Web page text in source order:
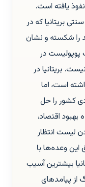
یافته است.
بریتانیا که در
را شکسته و نشان
در
بریتانیا در
است، اما
کشور را حل
در سال ۲۰۲۴ با وعده بهبود اقتصاد،
لیست انتظار
این وعده‌ها با
بیشترین آسیب
از پیامدهای